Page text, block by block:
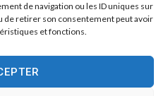
de navigation ou les ID uniques sur
de retirer son consentement peut avoir
et fonctions.